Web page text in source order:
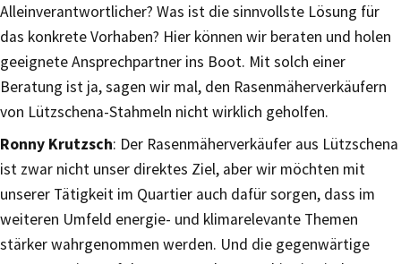
Alleinverantwortlicher? Was ist die sinnvollste Lösung für
das konkrete Vorhaben? Hier können wir beraten und holen
geeignete Ansprechpartner ins Boot. Mit solch einer
Beratung ist ja, sagen wir mal, den Rasenmäherverkäufern
von Lützschena-Stahmeln nicht wirklich geholfen.
Ronny Krutzsch: Der Rasenmäherverkäufer aus Lützschena
ist zwar nicht unser direktes Ziel, aber wir möchten mit
unserer Tätigkeit im Quartier auch dafür sorgen, dass im
weiteren Umfeld energie- und klimarelevante Themen
stärker wahrgenommen werden. Und die gegenwärtige